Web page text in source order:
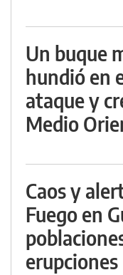
Un buque
hundió en
ataque y
Medio
Caos y
Fuego en
erupciones